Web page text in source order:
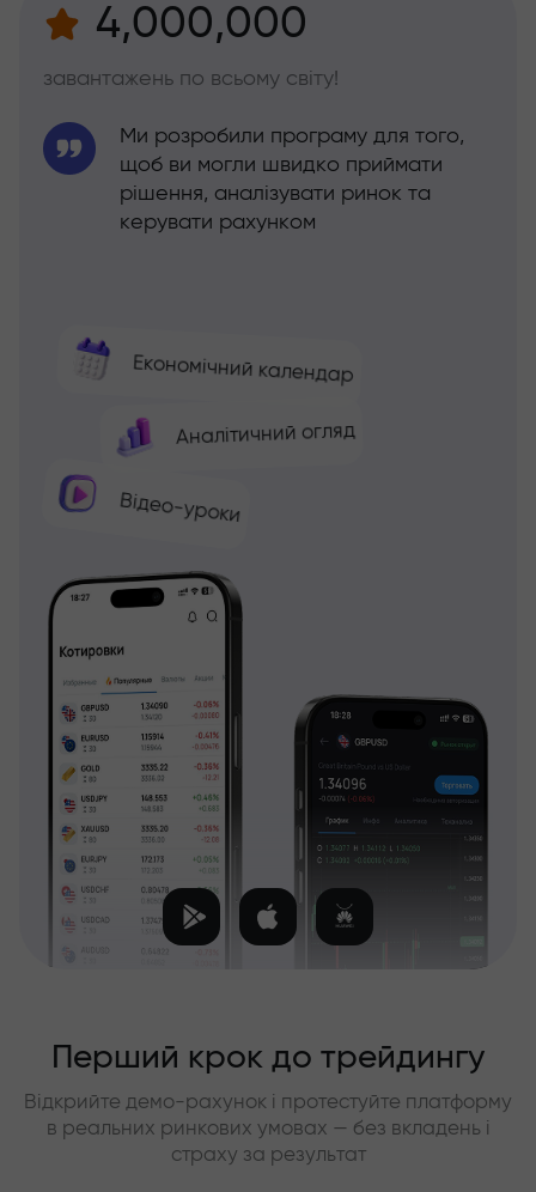
4,000,000
завантажень по всьому світу!
Економічний календар
Аналітичний огляд
Відео-уроки
Ми розробили програму для того,
щоб ви могли швидко приймати
рішення, аналізувати ринок та
керувати рахунком
Перший крок до трейдингу
Відкрийте демо-рахунок і протестуйте платформу
в реальних ринкових умовах — без вкладень і
страху за результат